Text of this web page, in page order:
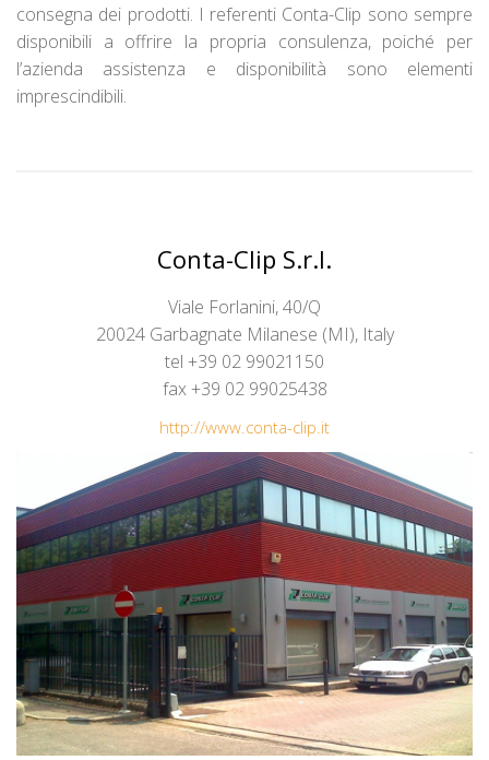
consegna dei prodotti. I referenti Conta-Clip sono sempre
disponibili a offrire la propria consulenza, poiché per
l’azienda assistenza e disponibilità sono elementi
imprescindibili.
Conta-Clip S.r.l.
Viale Forlanini, 40/Q
20024 Garbagnate Milanese (MI), Italy
tel +39 02 99021150
fax +39 02 99025438
http://www.conta-clip.it